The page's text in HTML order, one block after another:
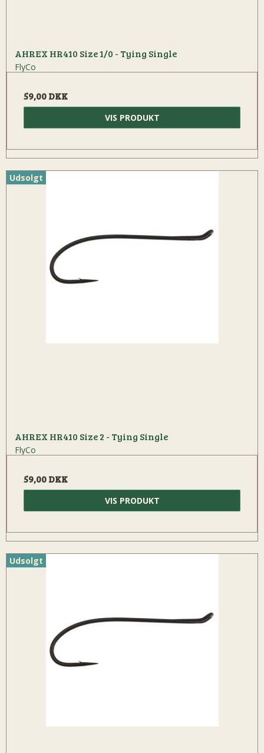
AHREX HR410 Size 1/0 - Tying Single
FlyCo
59,00 DKK
VIS PRODUKT
Udsolgt
AHREX HR410 Size 2 - Tying Single
FlyCo
59,00 DKK
VIS PRODUKT
Udsolgt